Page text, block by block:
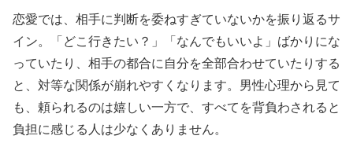
恋愛では、相手に判断を委ねすぎていないかを振り返るサ
イン。「どこ行きたい？」「なんでもいいよ」ばかりにな
っていたり、相手の都合に自分を全部合わせていたりする
と、対等な関係が崩れやすくなります。男性心理から見て
も、頼られるのは嬉しい一方で、すべてを背負わされると
負担に感じる人は少なくありません。